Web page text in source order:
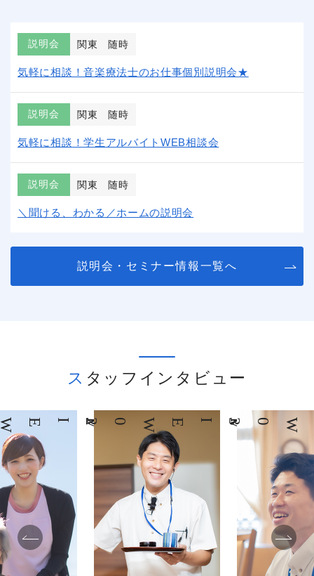
説明会 関東 随時
気軽に相談！音楽療法士のお仕事個別説明会★
説明会 関東 随時
気軽に相談！学生アルバイトWEB相談会
説明会 関東 随時
＼聞ける、わかる／ホームの説明会
説明会・セミナー情報一覧へ
スタッフインタビュー
INTERVIEW INTERVIEW
02 03